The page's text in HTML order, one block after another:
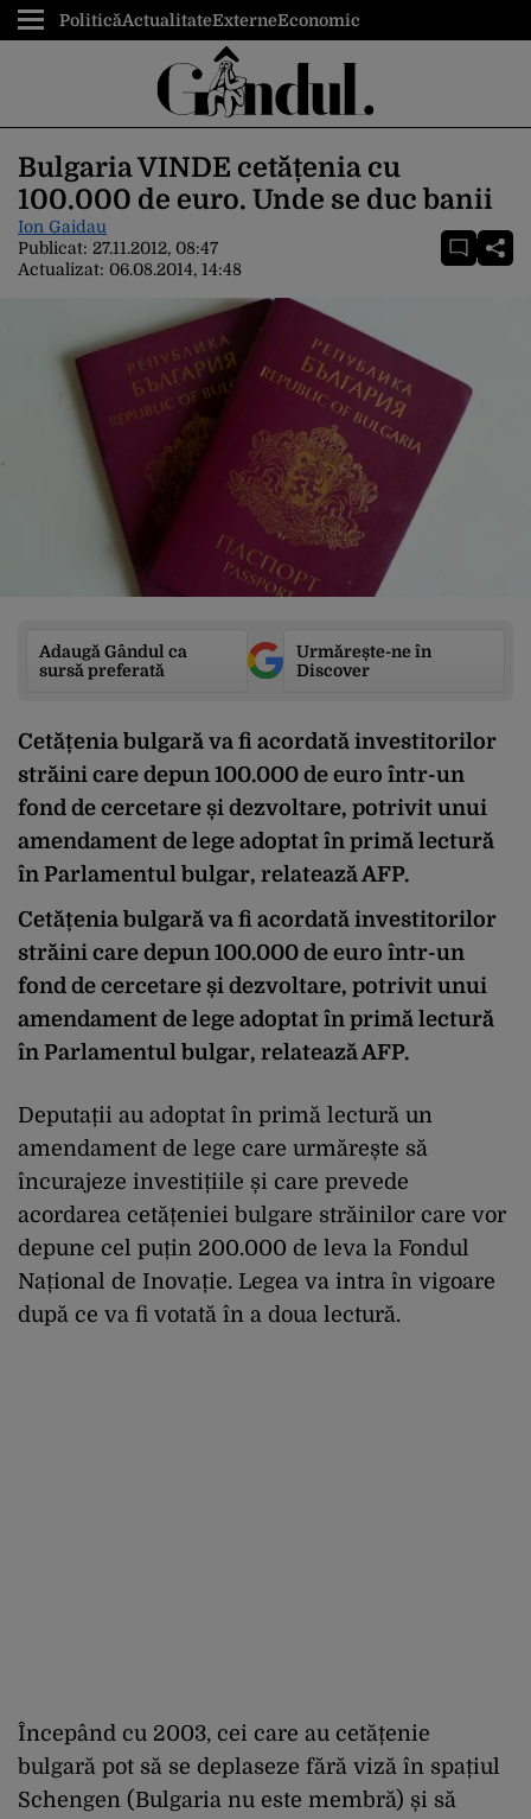
PoliticăActualitateExterneEconomic
Bulgaria VINDE cetățenia cu
100.000 de euro. Unde se duc banii
Ion Gaidau
Publicat: 27.11.2012, 08:47
Actualizat: 06.08.2014, 14:48
Adaugă Gândul ca
sursă preferată
Urmărește-ne în
Discover
Cetățenia bulgară va fi acordată investitorilor
străini care depun 100.000 de euro într-un
fond de cercetare și dezvoltare, potrivit unui
amendament de lege adoptat în primă lectură
în Parlamentul bulgar, relatează AFP.
Cetățenia bulgară va fi acordată investitorilor
străini care depun 100.000 de euro într-un
fond de cercetare și dezvoltare, potrivit unui
amendament de lege adoptat în primă lectură
în Parlamentul bulgar, relatează AFP.
Deputații au adoptat în primă lectură un
amendament de lege care urmărește să
încurajeze investițiile și care prevede
acordarea cetățeniei bulgare străinilor care vor
depune cel puțin 200.000 de leva la Fondul
Național de Inovație. Legea va intra în vigoare
după ce va fi votată în a doua lectură.
Începând cu 2003, cei care au cetățenie
bulgară pot să se deplaseze fără viză în spațiul
Schengen (Bulgaria nu este membră) și să